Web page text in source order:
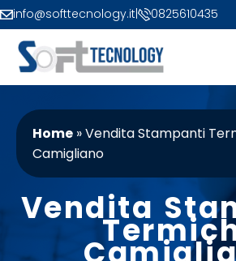
info@softtecnology.it 0825610435
Home »Vendita Stampanti
Camigliano
Vendita